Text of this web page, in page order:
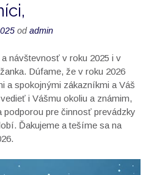
odadmin
návštevnosť v roku 2025 i v
Dúfame, že v roku 2026
a spokojnými zákazníkmi a Váš
i Vášmu okoliu a známim,
podporou pre činnosť prevádzky
Ďakujeme a tešíme sa na